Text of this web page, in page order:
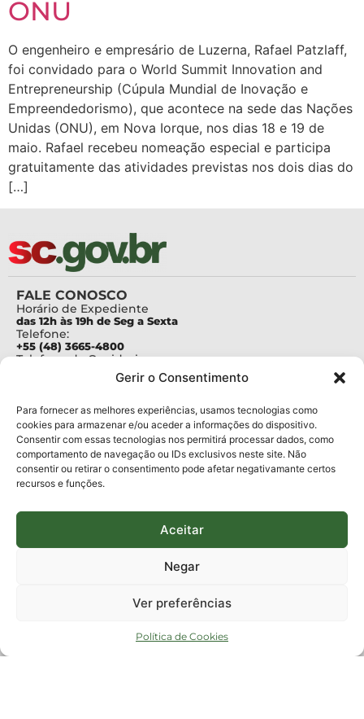
Gerir o Consentimento
Para fornecer as melhores experiências, usamos tecnologias como
cookies para armazenar e/ou aceder a informações do dispositivo.
Consentir com essas tecnologias nos permitirá processar dados, como
comportamento de navegação ou IDs exclusivos neste site. Não
consentir ou retirar o consentimento pode afetar negativamante certos
recursos e funções.
Aceitar
Negar
Ver preferências
Política de Cookies
ONU
O engenheiro e empresário de Luzerna, Rafael Patzlaff,
foi convidado para o World Summit Innovation and
Entrepreneurship (Cúpula Mundial de Inovação e
Empreendedorismo), que acontece na sede das Nações
Unidas (ONU), em Nova Iorque, nos dias 18 e 19 de
maio. Rafael recebeu nomeação especial e participa
gratuitamente das atividades previstas nos dois dias do
[…]
FALE CONOSCO
Horário de Expediente
das 12h às 19h de Seg a Sexta
Telefone:
+55 (48) 3665-4800
Telefone da Ouvidoria
Para assuntos relacionados à Pesquisa
pesquisa@fapesc.sc.gov.br
Para assuntos relacionados à Inovação
inovacao@fapesc.sc.gov.br
Para assuntos relacionados à Bolsas
bolsas@fapesc.sc.gov.br
Para assuntos relacionados à Prestação de Contas
Para assuntos relacionados à Plataforma
plataforma@fapesc.sc.gov.br
Jair Artur da Silva dpo@fapesc.sc.gov.br 3665-4831
km 01, Módulo 12A, Edifício Fapesc / Celta, 5° andar